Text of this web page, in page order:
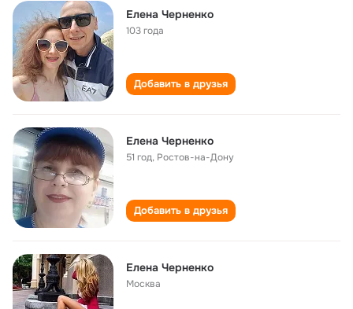
Елена Черненко
103 года
Добавить в друзья
Елена Черненко
51 год, Ростов-на-Дону
Добавить в друзья
Елена Черненко
Москва